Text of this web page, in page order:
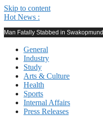
Skip to content
Hot News :
Man Fatally Stabbed in Swakopmund
General
Industry
Study
Arts & Culture
Health
Sports
Internal Affairs
Press Releases